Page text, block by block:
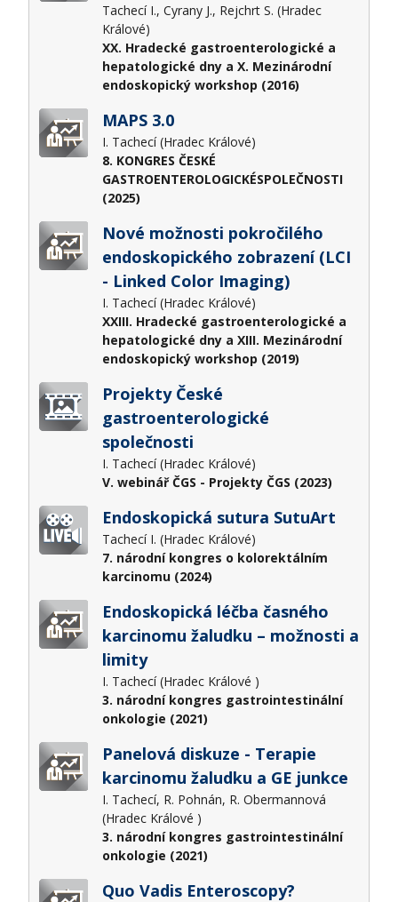
Tachecí I., Cyrany J., Rejchrt S. (Hradec
Králové)
XX. Hradecké gastroenterologické a
hepatologické dny a X. Mezinárodní
endoskopický workshop (2016)
MAPS 3.0
I. Tachecí (Hradec Králové)
8. KONGRES ČESKÉ
GASTROENTEROLOGICKÉSPOLEČNOSTI
(2025)
Nové možnosti pokročilého
endoskopického zobrazení (LCI
- Linked Color Imaging)
I. Tachecí (Hradec Králové)
XXIII. Hradecké gastroenterologické a
hepatologické dny a XIII. Mezinárodní
endoskopický workshop (2019)
Projekty České
gastroenterologické
společnosti
I. Tachecí (Hradec Králové)
V. webinář ČGS - Projekty ČGS (2023)
Endoskopická sutura SutuArt
Tachecí I. (Hradec Králové)
7. národní kongres o kolorektálním
karcinomu (2024)
Endoskopická léčba časného
karcinomu žaludku – možnosti a
limity
I. Tachecí (Hradec Králové )
3. národní kongres gastrointestinální
onkologie (2021)
Panelová diskuze - Terapie
karcinomu žaludku a GE junkce
I. Tachecí, R. Pohnán, R. Obermannová
(Hradec Králové )
3. národní kongres gastrointestinální
onkologie (2021)
Quo Vadis Enteroscopy?